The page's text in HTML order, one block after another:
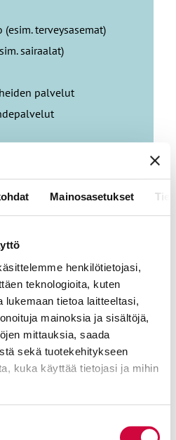
Mainosasetukset
henkilötietojasi,
teknologioita, kuten
lukemaan tietoa laitteeltasi,
mainoksia ja sisältöjä,
mittauksia, saada
sekä tuotekehitykseen
kuka käyttää tietojasi ja mihin
. Voit muuttaa
terveysasemat)
sairaalat)
palvelut
ja
tuottaa palvelut
hoitavat palvelunsa itse.
ja kunnolla.
valtaosin itse, omistaa
sekä tuottaa
asuntoja, säilyttää
asioista myös